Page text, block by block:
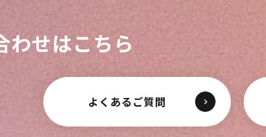
わせはこちら
よくあるご質問